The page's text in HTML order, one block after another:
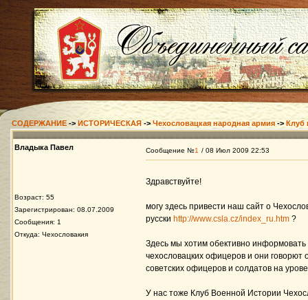
СОДЕРЖАНИЕ ->ИСТОРИЧЕСКАЯ->Чехословацкая народная армия -> Клуб
Владыка Павел
Возраст: 55
Зарегистрирован: 08.07.2009
Сообщения: 1
Откуда: Чехословакия
Сообщение №1 / 08 Июл 2009 22:53
Здравствуйте!
могу здесь привести наш сайт о
русски http://www.csla.cz/index_ru.htm ?
Здесь мы хотим обективно
чехословацких офицеров и они
советских офицеров и солдатов на
У нас тоже Клуб Военной Истории